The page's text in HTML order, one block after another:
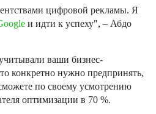
цифровой рекламы. Я
и идти к успеху", – Абдо
ваши бизнес-
конкретно нужно предпринять,
по своему усмотрению
оптимизации в 70 %.